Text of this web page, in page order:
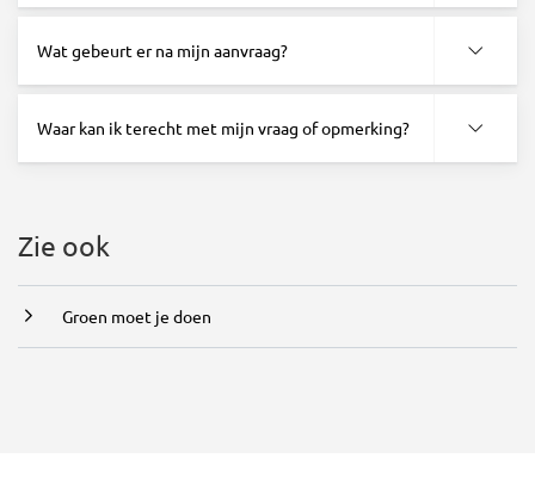
Wat gebeurt er na mijn aanvraag?
Waar kan ik terecht met mijn vraag of opmerking?
Zie ook
Groen moet je doen